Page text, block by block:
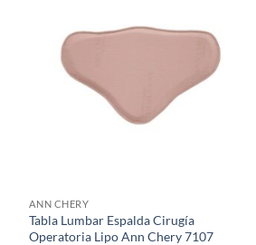
ANN CHERY
Tabla Lumbar Espalda Cirugía
Operatoria Lipo Ann Chery 7107